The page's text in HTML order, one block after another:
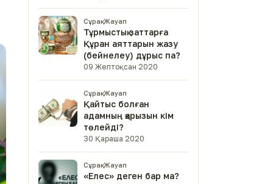
Сұрақ-Жауап
Тұрмыстық заттарға
Құран аяттарын жазу
(бейнелеу) дұрыс па?
09 Желтоқсан 2020
Сұрақ-Жауап
Қайтыс болған
адамның қарызын кім
төлейді?
30 Қараша 2020
Сұрақ-Жауап
«Елес» деген бар ма?